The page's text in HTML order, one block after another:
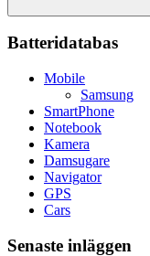
Batteridatabas
Mobile
Samsung
SmartPhone
Notebook
Kamera
Damsugare
Navigator
GPS
Cars
Senaste inläggen